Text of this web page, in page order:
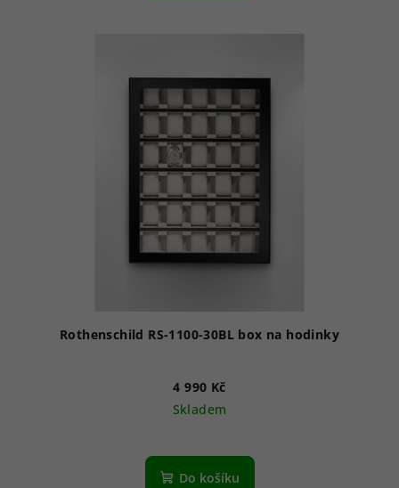
Rothenschild RS-1100-30BL box na hodinky
4 990 Kč
Skladem
Do košíku